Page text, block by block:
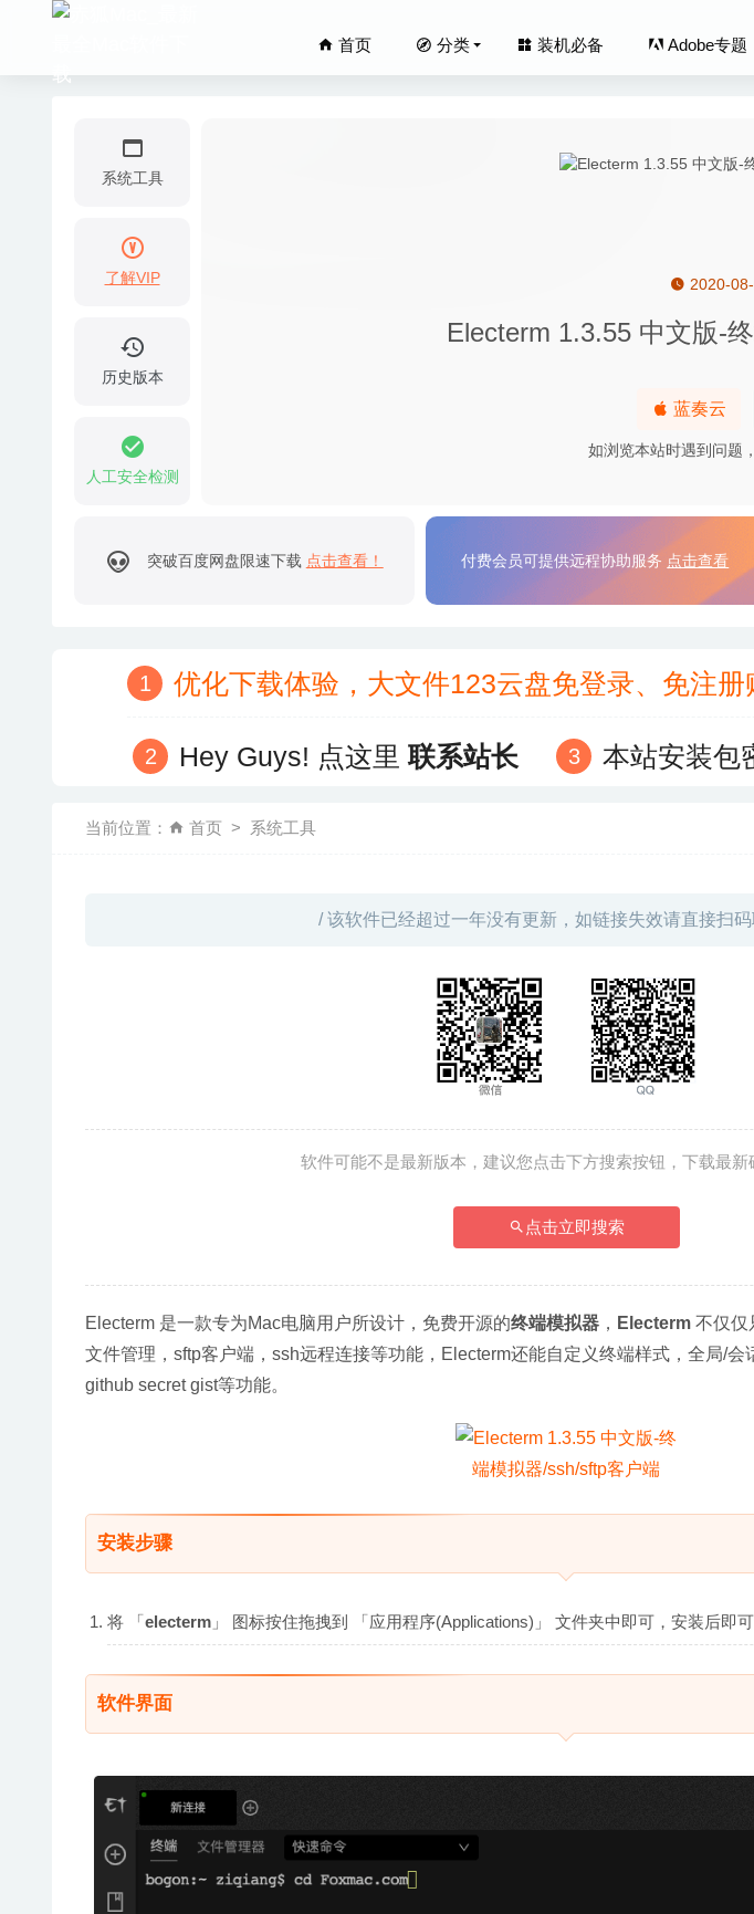
首页 分类 装机必备 Adobe专题
系统工具
了解VIP
历史版本
人工安全检测
2020-
Electerm 1.3.55 中文版-
蓝奏云
如浏览本站时遇到问题
突破百度网盘限速下载 点击查看！ 付费会员可提供远程协助服务 点击查看
优化下载体验，大文件123云盘免登录、免注
Hey Guys! 点这里联系站长 本站安装包
当前位置： 首页 系统工具
/ 该软件已经超过一年没有更新，如链接失效请直接扫
软件可能不是最新版本，建议您点击下方搜索按钮，下载最新
点击立即搜索
Electerm 是一款专为Mac电脑用户所设计，免费开源的终端模拟器 ， Electerm 不仅仅
文件管理，sftp客户端，ssh远程连接等功能，Electerm还能自定义终端样式，全局/会
github secret gist等功能。
安装步骤
将 「electerm 」 图标按住拖拽到 「应用程序(Applications)」 文件夹中即可，安装后即可
软件界面
Apeaksoft iOS Toolkit 1.1.66 – 优秀的
AnyTrans for IOS 8.6.0(20200513) 中文版
Plex Media Server 1.21.4.4079 – 最受欢迎